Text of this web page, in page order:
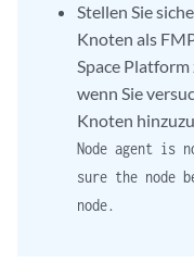
Stellen Sie
Knoten als
Space
wenn Sie
Knoten
Node agent is
sure the node
node.